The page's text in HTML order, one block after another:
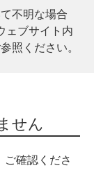
不明な場合
ェブサイト内
照ください。
せん
ご確認くださ